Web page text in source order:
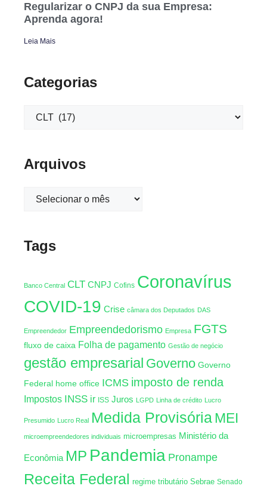
Regularizar o CNPJ da sua Empresa:
Aprenda agora!
Leia Mais
Categorias
Arquivos
Tags
Banco Central CLT CNPJ Cofins Coronavírus
COVID-19 Crise câmara dos Deputados DAS
Empreendedor Empreendedorismo Empresa FGTS
fluxo de caixa Folha de pagamento Gestão de negócio
gestão empresarial Governo Governo
Federal home office ICMS imposto de renda
Impostos INSS ir ISS Juros LGPD Linha de crédito Lucro
Presumido Lucro Real Medida ProvisóriaMEI
microempreendedores individuais microempresas Ministério da
Econômia MP Pandemia Pronampe
Receita Federal regime tributário Sebrae Senado